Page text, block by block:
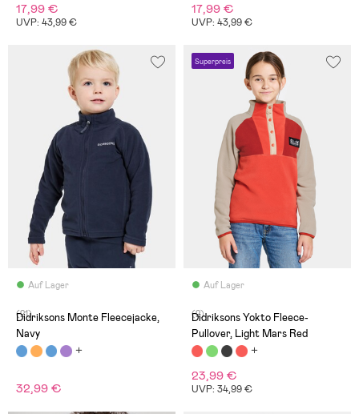
17,99 €
UVP: 43,99 €
17,99 €
UVP: 43,99 €
Auf Lager
(21)
Didriksons Monte Fleecejacke,
Navy
32,99 €
Superpreis
Auf Lager
(2)
Didriksons Yokto Fleece-
Pullover, Light Mars Red
23,99 €
UVP: 34,99 €